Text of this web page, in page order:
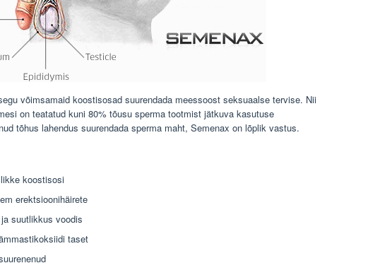
võimsamaid koostisosad suurendada meessoost seksuaalse tervise. Nii
on teatatud kuni 80% tõusu sperma tootmist jätkuva kasutuse
tõhus lahendus suurendada sperma maht, Semenax on lõplik vastus.
koostisosi
erektsioonihäirete
suutlikkus voodis
taset